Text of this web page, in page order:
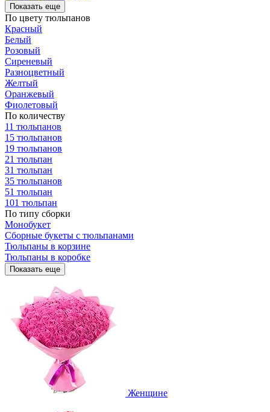
Показать еще
По цвету тюльпанов
Красный
Белый
Розовый
Сиреневый
Разноцветный
Желтый
Оранжевый
Фиолетовый
По количеству
11 тюльпанов
15 тюльпанов
19 тюльпанов
21 тюльпан
31 тюльпан
35 тюльпанов
51 тюльпан
101 тюльпан
По типу сборки
Монобукет
Сборные букеты с тюльпанами
Тюльпаны в корзине
Тюльпаны в коробке
Показать еще
Женщине